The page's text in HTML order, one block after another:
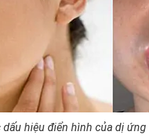
hiệu điển hình của dị